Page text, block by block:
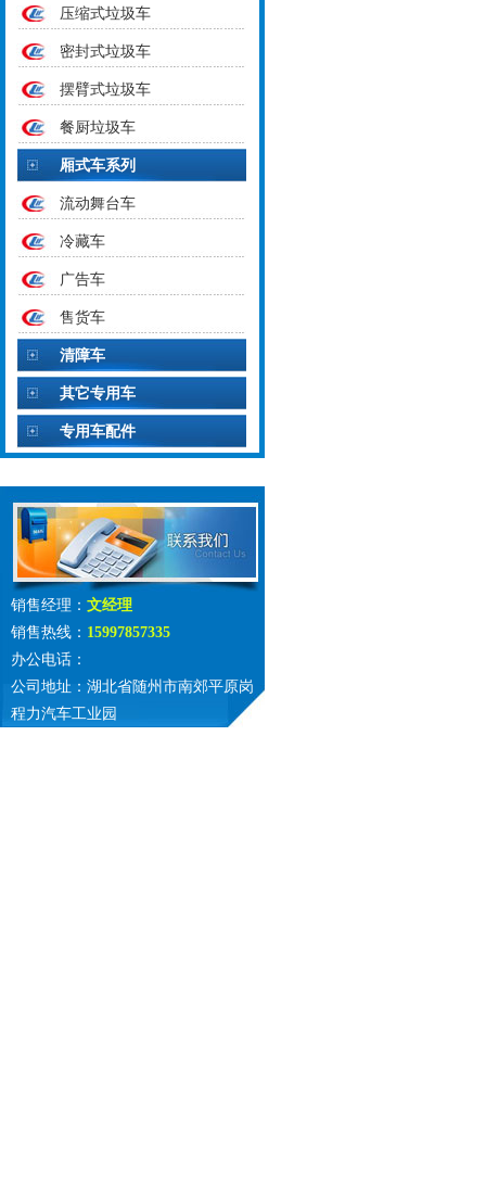
压缩式垃圾车
密封式垃圾车
摆臂式垃圾车
餐厨垃圾车
厢式车系列
流动舞台车
冷藏车
广告车
售货车
清障车
其它专用车
专用车配件
销售经理： 文经理
销售热线： 15997857335
办公电话：
公司地址：湖北省随州市南郊平原岗
程力汽车工业园